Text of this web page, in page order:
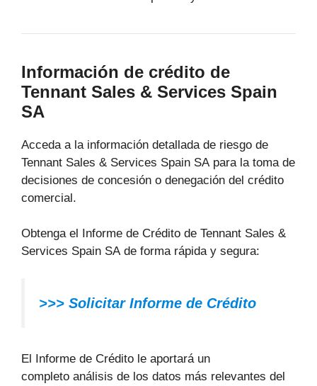
Información de crédito de
Tennant Sales & Services Spain
SA
Acceda a la información detallada de riesgo de
Tennant Sales & Services Spain SA para la toma de
decisiones de concesión o denegación del crédito
comercial.
Obtenga el Informe de Crédito de Tennant Sales &
Services Spain SA de forma rápida y segura:
>>> Solicitar Informe de Crédito
El Informe de Crédito le aportará un
completo análisis de los datos más relevantes del